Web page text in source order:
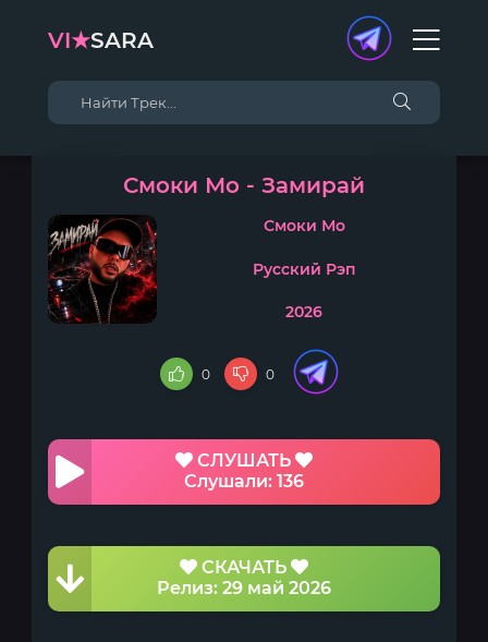
VI★SARA
Смоки Мо - Замирай
Смоки Мо
Русский Рэп
2026
0 0
СЛУШАТЬ
Слушали: 136
СКАЧАТЬ
Релиз: 29 май 2026